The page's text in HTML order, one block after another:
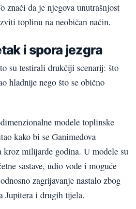
znači da je njegova unutrašnjost
toplinu na neobičan način.
i spora jezgra
su testirali drukčiji scenarij: što
hladnije nego što se obično
modele toplinske
kako bi se Ganimedova
kroz milijarde godina. U modele su
sastave, udio vode i moguće
zagrijavanje nastalo zbog
Jupitera i drugih tijela.